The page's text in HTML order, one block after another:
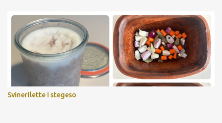
Svinerilette i stegeso